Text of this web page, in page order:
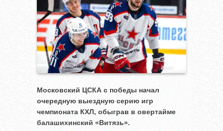
Московский ЦСКА с победы начал
очередную выездную серию игр
чемпионата КХЛ, обыграв в овертайме
балашихинский «Витязь».